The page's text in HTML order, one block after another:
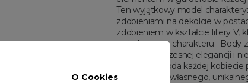
Ten wyjątkowy model
zdobieniami na dekolcie w
zdobieniem w kształcie litery V,
wyjątkowego charakteru. Body
wyraz nowoczesnej elegancji i
stylu, który doda każdej
na wyrażenie własnego,
O Cookies